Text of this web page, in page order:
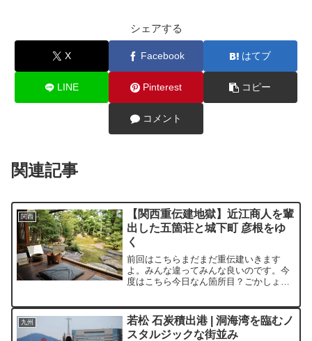
シェアする
X Facebook はてブ
LINE Pinterest コピー
コメント
関連記事
関西
【関西重伝建地獄】近江商人を輩
出した五箇荘と城下町 彦根をゆ
く
前回はこちらまだまだ重伝建いきます
よ。みんな違ってみんな良いのです。今
度はこちら今日なん箇所目？ごかしょう
う）地区です。前回の近江八幡市同様、
近江商人の拠点となってい...
九州
若松 石炭積出港 | 洞海湾を臨むノ
スタルジックな街並み